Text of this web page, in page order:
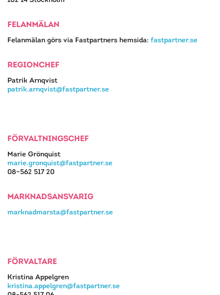
FELANMÄLAN
Felanmälan görs via Fastpartners hemsida: fastpartner.se
REGIONCHEF
Patrik Arnqvist
patrik.arnqvist@fastpartner.se
FÖRVALTNINGSCHEF
Marie Grönquist
marie.gronquist@fastpartner.se
08–562 517 20
MARKNADSANSVARIG
marknadmarsta@fastpartner.se
FÖRVALTARE
Kristina Appelgren
kristina.appelgren@fastpartner.se